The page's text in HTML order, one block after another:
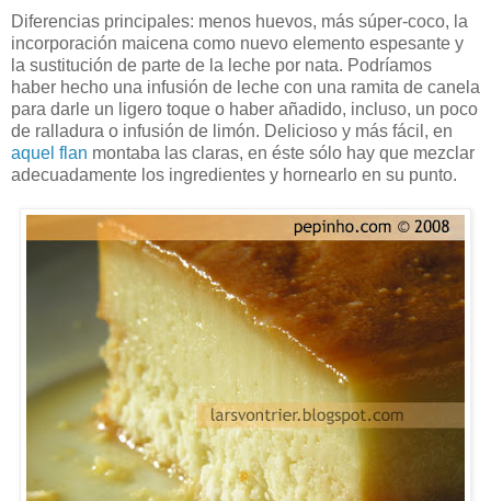
Diferencias principales: menos huevos, más súper-coco, la
incorporación maicena como nuevo elemento espesante y
la sustitución de parte de la leche por nata. Podríamos
haber hecho una infusión de leche con una ramita de canela
para darle un ligero toque o haber añadido, incluso, un poco
de ralladura o infusión de limón. Delicioso y más fácil, en
aquel flan montaba las claras, en éste sólo hay que mezclar
adecuadamente los ingredientes y hornearlo en su punto.